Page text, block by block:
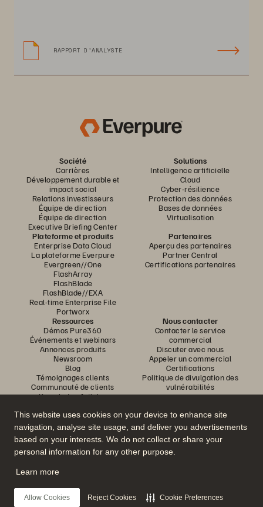
This website uses cookies on your device to enhance site
navigation, analyse site usage, and deliver you advertisements
based on your interests. We do not collect or share your
personal information for any other purpose.
Learn more
Allow Cookies Reject Cookies Cookie Preferences
RAPPORT D’ANALYSTE
Société
Carrières
Développement durable et
impact social
Relations investisseurs
Équipe de direction
Équipe de direction
Executive Briefing Center
Solutions
Intelligence artificielle
Cloud
Cyber-résilience
Protection des données
Bases de données
Virtualisation
Plateforme et produits
Enterprise Data Cloud
La plateforme Everpure
Evergreen//One
FlashArray
FlashBlade
FlashBlade//EXA
Real-time Enterprise File
Portworx
Partenaires
Aperçu des partenaires
Partner Central
Certifications partenaires
Ressources
Démos Pure360
Événements et webinars
Annonces produits
Newsroom
Blog
Témoignages clients
Communauté de clients
Knowledge Articles
Nous contacter
Contacter le service
commercial
Discuter avec nous
Appeler un commercial
Certifications
Politique de divulgation des
vulnérabilités
Rejoignez la conversation
Suivez-nous sur tous les réseaux sociaux Everpure
© 2026 Everpure, Inc. Tous droits réservés.
ConfidentialitéConditions d’utilisation du site WebInformations juridiques